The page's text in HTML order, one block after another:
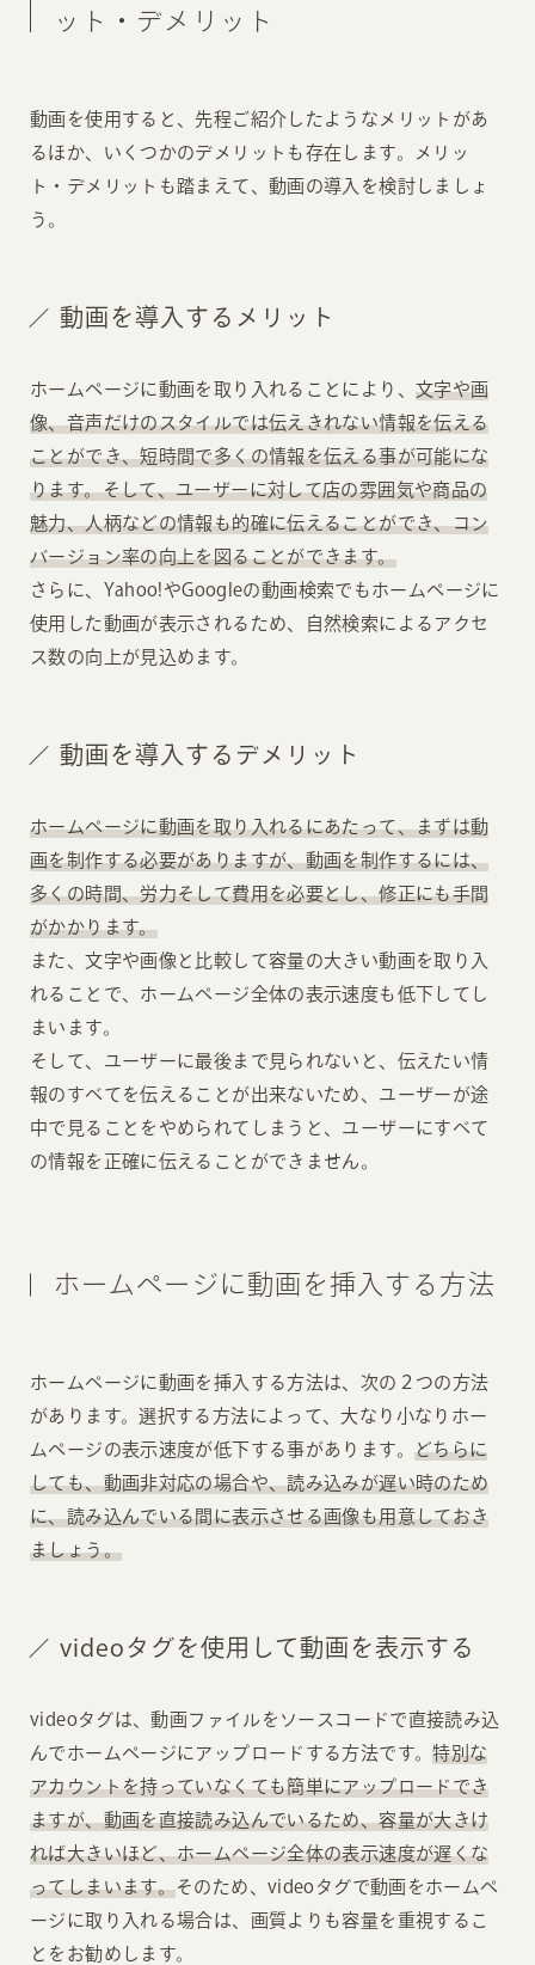
ット・デメリット
動画を使用すると、先程ご紹介したようなメリットがあ
るほか、いくつかのデメリットも存在します。メリッ
ト・デメリットも踏まえて、動画の導入を検討しましょ
う。
動画を導入するメリット
ホームページに動画を取り入れることにより、 文字や画
像、音声だけのスタイルでは伝えきれない情報を伝える
ことができ、短時間で多くの情報を伝える事が可能にな
ります。そして、ユーザーに対して店の雰囲気や商品の
魅力、人柄などの情報も的確に伝えることができ、コン
バージョン率の向上を図ることができます。
さらに、Yahoo!やGoogleの動画検索でもホームページに
使用した動画が表示されるため、自然検索によるアクセ
ス数の向上が見込めます。
動画を導入するデメリット
ホームページに動画を取り入れるにあたって、まずは動
画を制作する必要がありますが、動画を制作するには、
多くの時間、労力そして費用を必要とし、修正にも手間
がかかります。
また、文字や画像と比較して容量の大きい動画を取り入
れることで、ホームページ全体の表示速度も低下してし
まいます。
そして、ユーザーに最後まで見られないと、伝えたい情
報のすべてを伝えることが出来ないため、ユーザーが途
中で見ることをやめられてしまうと、ユーザーにすべて
の情報を正確に伝えることができません。
ホームページに動画を挿入する方法
ホームページに動画を挿入する方法は、次の２つの方法
があります。選択する方法によって、大なり小なりホー
ムページの表示速度が低下する事があります。 どちらに
しても、動画非対応の場合や、読み込みが遅い時のため
に、読み込んでいる間に表示させる画像も用意しておき
ましょう。
videoタグを使用して動画を表示する
videoタグは、動画ファイルをソースコードで直接読み込
んでホームページにアップロードする方法です。特別な
アカウントを持っていなくても簡単にアップロードでき
ますが、動画を直接読み込んでいるため、容量が大きけ
れば大きいほど、ホームページ全体の表示速度が遅くな
ってしまいます。そのため、videoタグで動画をホームペ
ージに取り入れる場合は、画質よりも容量を重視するこ
とをお勧めします。